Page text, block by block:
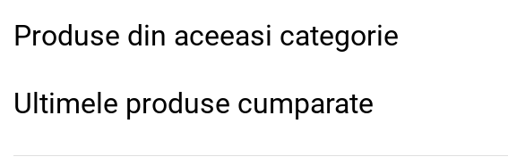
Produse din aceeasi categorie
Ultimele produse cumparate